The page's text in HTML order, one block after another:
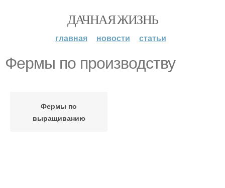
ДАЧНАЯ ЖИЗНЬ
главная новости статьи
Фермы по производству
Фермы по
выращиванию